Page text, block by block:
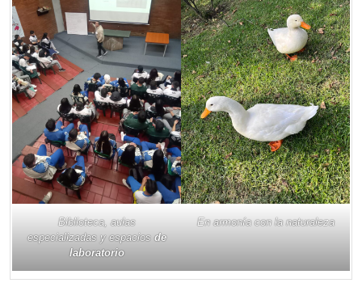
Biblioteca, aulas
especializadas y espaciosde
laboratorio
En armonía con la naturaleza